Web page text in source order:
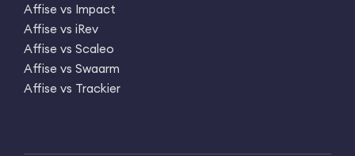
Affise vs Impact
Affise vs iRev
Affise vs Scaleo
Affise vs Swaarm
Affise vs Trackier